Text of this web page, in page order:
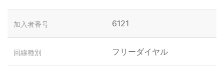
加入者番号 6121
回線種別 フリーダイヤル